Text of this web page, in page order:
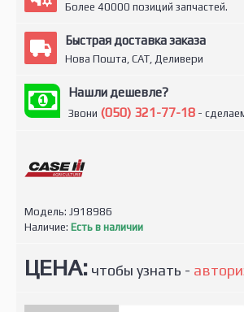
Более 40000 позиций запчастей.
Быстрая доставка заказа
Нова Пошта, САТ, Деливери
Нашли дешевле?
Звони (050) 321-77-18 -
Модель: J918986
Наличие: Есть в наличии
ЦЕНА: чтобы узнать -